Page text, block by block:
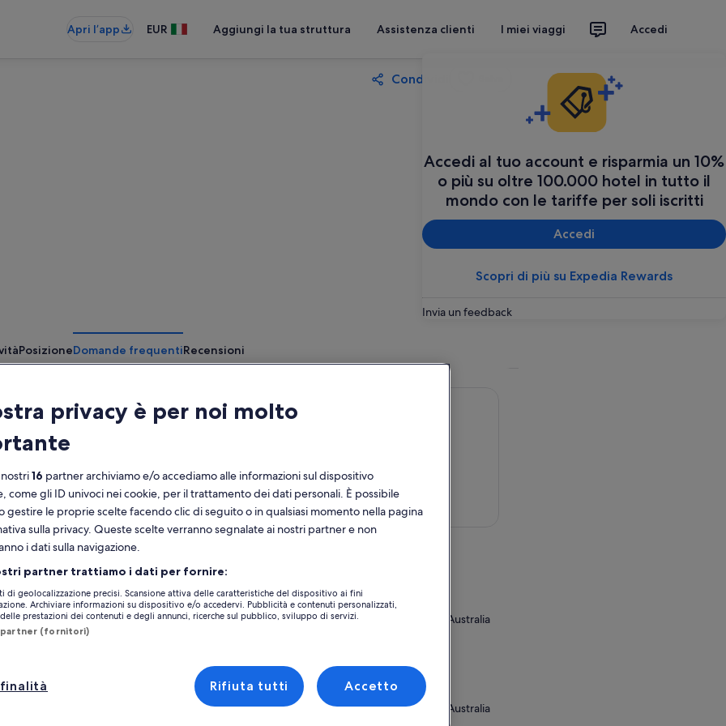
Apri l’app EUR Aggiungi la tua struttura Assistenza clienti I miei viaggi Accedi
Accedi al tuo account e risparmia un 10%
o più su oltre 100.000 hotel in tutto il
mondo con le tariffe per soli iscritti
Accedi
Scopri di più su Expedia Rewards
Invia un feedback
Condividi
PosizioneDomande frequentiRecensioni
Cancellazione
gratuita
elettronico
Conferma
immediata
seduto e guidato da uno dei nostri esperti
attraverso una degustazione di 8
premiati vini boutique premiati, tutti
nel nostro vigneto e realizzati in loco nella
cantina. Mentre vi godete i formaggi
la terrina fatta in casa, il salame boutique e
da fornaio locale sul nostro ponte, che si
sul nostro bellissimo vigneto.
anche per la degustazione di una
di prodotti di oliva coltivati in azienda e
altro
Vedi sulla mappa
725 Hermitage Road
2320, Pokolbin, New South Wales, Australia
Tintilla Estate Wines
725 Hermitage Road
2320, Pokolbin, New South Wales, Australia
privacy è per noi molto
16 partner archiviamo e/o accediamo alle informazioni sul dispositivo
come gli ID univoci nei cookie, per il trattamento dei dati personali. È possibile
gestire le proprie scelte facendo clic di seguito o in qualsiasi momento nella pagina
sulla privacy. Queste scelte verranno segnalate ai nostri partner e non
i dati sulla navigazione.
partner trattiamo i dati per fornire:
di geolocalizzazione precisi. Scansione attiva delle caratteristiche del dispositivo ai fini
Archiviare informazioni su dispositivo e/o accedervi. Pubblicità e contenuti personalizzati,
prestazioni dei contenuti e degli annunci, ricerche sul pubblico, sviluppo di servizi.
partner (fornitori)
Rifiuta tutti Accetto